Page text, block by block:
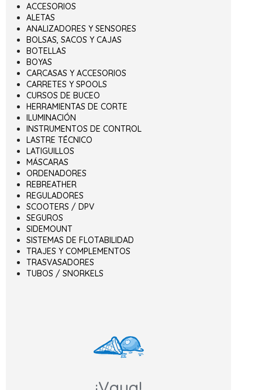
ACCESORIOS
ALETAS
ANALIZADORES Y SENSORES
BOLSAS, SACOS Y CAJAS
BOTELLAS
BOYAS
CARCASAS Y ACCESORIOS
CARRETES Y SPOOLS
CURSOS DE BUCEO
HERRAMIENTAS DE CORTE
ILUMINACIÓN
INSTRUMENTOS DE CONTROL
LASTRE TÉCNICO
LATIGUILLOS
MÁSCARAS
ORDENADORES
REBREATHER
REGULADORES
SCOOTERS / DPV
SEGUROS
SIDEMOUNT
SISTEMAS DE FLOTABILIDAD
TRAJES Y COMPLEMENTOS
TRASVASADORES
TUBOS / SNORKELS